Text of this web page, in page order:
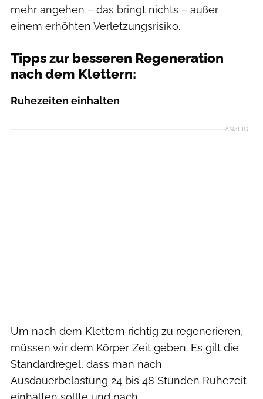
mehr angehen – das bringt nichts – außer
einem erhöhten Verletzungsrisiko.
Tipps zur besseren Regeneration
nach dem Klettern:
Ruhezeiten einhalten
ANZEIGE
Um nach dem Klettern richtig zu regenerieren,
müssen wir dem Körper Zeit geben. Es gilt die
Standardregel, dass man nach
Ausdauerbelastung 24 bis 48 Stunden Ruhezeit